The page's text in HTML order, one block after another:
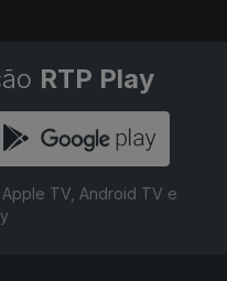
RTP Play
TV, Android TV e